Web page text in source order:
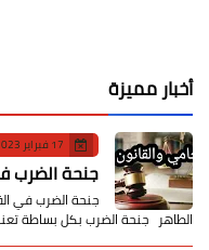
أخبار مميزة
17 فبراير 2023
جنحة الضرب
جنحة الضرب في
الطاهر جنحة الضرب بكل بساطة